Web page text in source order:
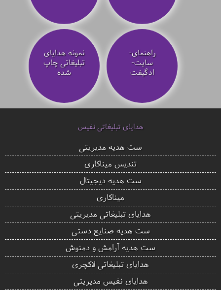
راهنمای-
سایت-
ادگیفت
نمونه هدایای
تبلیغاتی چاپ
شده
هدایای تبلیغاتی نفیس
ست هدیه مدیریتی
تندیس میناکاری
ست هدیه دیجیتال
میناکاری
هدایای تبلیغاتی مدیریتی
ست هدیه صنایع دستی
ست هدیه آرامش و دمنوش
هدایای تبلیغاتی لاکچری
هدایای نفیس مدیریتی